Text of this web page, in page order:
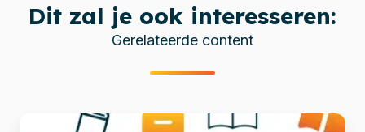
Dit zal je ook interesseren:
Gerelateerde content